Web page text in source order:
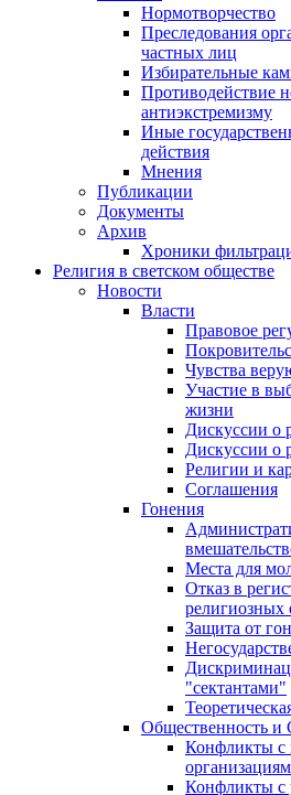
Нормотворчество
Преследования
частных лиц
Избирательные
Противодействие
антиэкстремизму
Иные
действия
Мнения
Публикации
Документы
Архив
Хроники
Религия в светском обществе
Новости
Власти
Правовое
Чувства
Участие в
жизни
Дискуссии о
Дискуссии о
Религии и
Соглашения
Гонения
Места для
Отказ в
религиозных
Защита от
"сектантами"
Общественность
Конфликты с
Конфликты с